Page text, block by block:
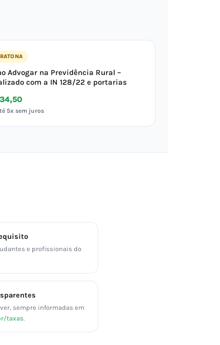
Advogar na Previdência Rural –
com a IN 128/22 e portarias
5x sem juros
e profissionais do
sempre informadas em
taxas.